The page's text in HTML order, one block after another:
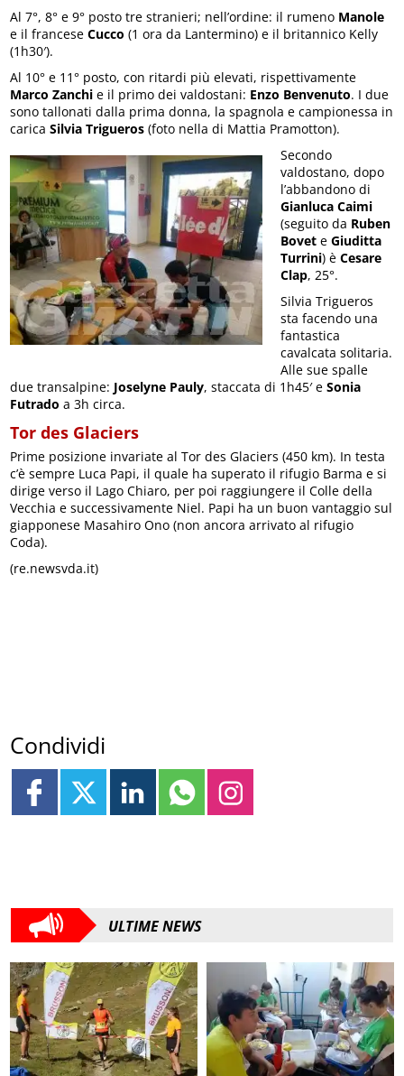
Al 7°, 8° e 9° posto tre stranieri; nell’ordine: il rumeno Manole
e il franceseCucco (1 ora da Lantermino) e il britannico Kelly
(1h30′).
Al 10° e 11° posto, con ritardi più elevati, rispettivamente
Marco Zanchi e il primo dei valdostani: Enzo Benvenuto. I due
sono tallonati dalla prima donna, la spagnola e campionessa in
caricaSilvia Trigueros (foto nella di Mattia Pramotton).
Secondo
valdostano, dopo
l’abbandono di
Gianluca Caimi
(seguito da Ruben
Bovet eGiuditta
Turrini) èCesare
Clap, 25°.
Silvia Trigueros
sta facendo una
fantastica
cavalcata solitaria.
Alle sue spalle
due transalpine: Joselyne Pauly, staccata di 1h45′ eSonia
Futrado a 3h circa.
Tor des Glaciers
Prime posizione invariate al Tor des Glaciers (450 km). In testa
c’è sempre Luca Papi, il quale ha superato il rifugio Barma e si
dirige verso il Lago Chiaro, per poi raggiungere il Colle della
Vecchia e successivamente Niel. Papi ha un buon vantaggio sul
giapponese Masahiro Ono (non ancora arrivato al rifugio
Coda).
(re.newsvda.it)
Condividi
ULTIME NEWS